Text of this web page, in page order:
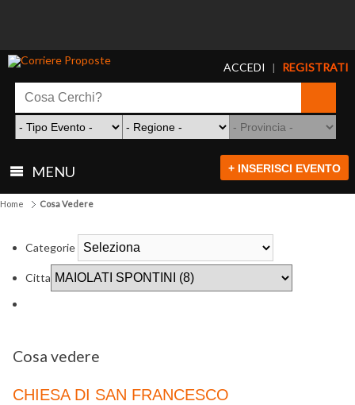
ACCEDI | REGISTRATI
MENU + INSERISCI EVENTO
Home Cosa Vedere
Categorie
Citta
Cosa vedere
CHIESA DI SAN FRANCESCO